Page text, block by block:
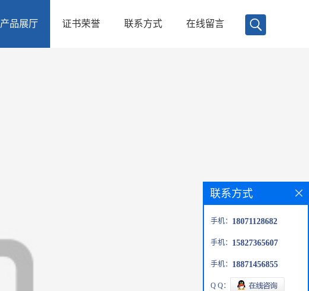
产品展厅 证书荣誉 联系方式 在线留言
联系方式
手机： 18071128682
手机： 15827365607
手机： 18871456855
Q Q：